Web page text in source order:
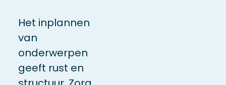
Het inplannen
van
onderwerpen
geeft rust en